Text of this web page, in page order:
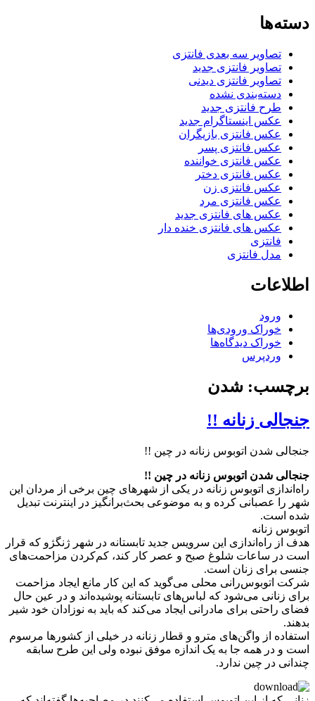
دسته‌ها
تصاویر سه بعدی فانتزی
تصاویر فانتزی جدید
تصاویر فانتزی دیدنی
دسته‌بندی نشده
طرح فانتزی جدید
عکس اینستاگرام جدید
عکس فانتزی بازیگران
عکس فانتزی پسر
عکس فانتزی خواننده
عکس فانتزی دختر
عکس فانتزی زن
عکس فانتزی مرد
عکس های فانتزی جدید
عکس های فانتزی خنده دار
فانتزی
مدل فانتزی
اطلاعات
ورود
خوراک ورودی‌ها
خوراک دیدگاه‌ها
وردپرس
برچسب: شدن
جنجالی زنانه !!
جنجالی شدن اتوبوس‌ زنانه در چین !!
جنجالی شدن اتوبوس‌ زنانه در چین !!
راه‌اندازی اتوبوس‌ زنانه در یکی از شهرهای چین برخی از مردان این
شهر را عصبانی کرده و به موضوعی بحث‌برانگیز در اینترنت تبدیل
شده است.
اتوبوس‌ زنانه
هدف از راه‌اندازی این سرویس جدید تابستانه در شهر ژنگژو که قرار
است در ساعات شلوغ صبح و عصر کار کند، کم‌کردن مزاحمت‌های
جنسی برای زنان است.
شرکت اتوبوس‌رانی محلی می‌گوید که این کار مانع ایجاد مزاحمت
برای زنانی می‌شود که لباس‌های تابستانه پوشیده‌اند و در عین حال
فضای راحتی برای مادرانی ایجاد می‌کند که باید به نوزادان خود شیر
بدهند.
استفاده از واگن‌های مترو و قطار زنانه در خیلی از کشورها مرسوم
است و در همه جا به یک اندازه موفق نبوده ولی این طرح سابقه
چندانی در چین ندارد.